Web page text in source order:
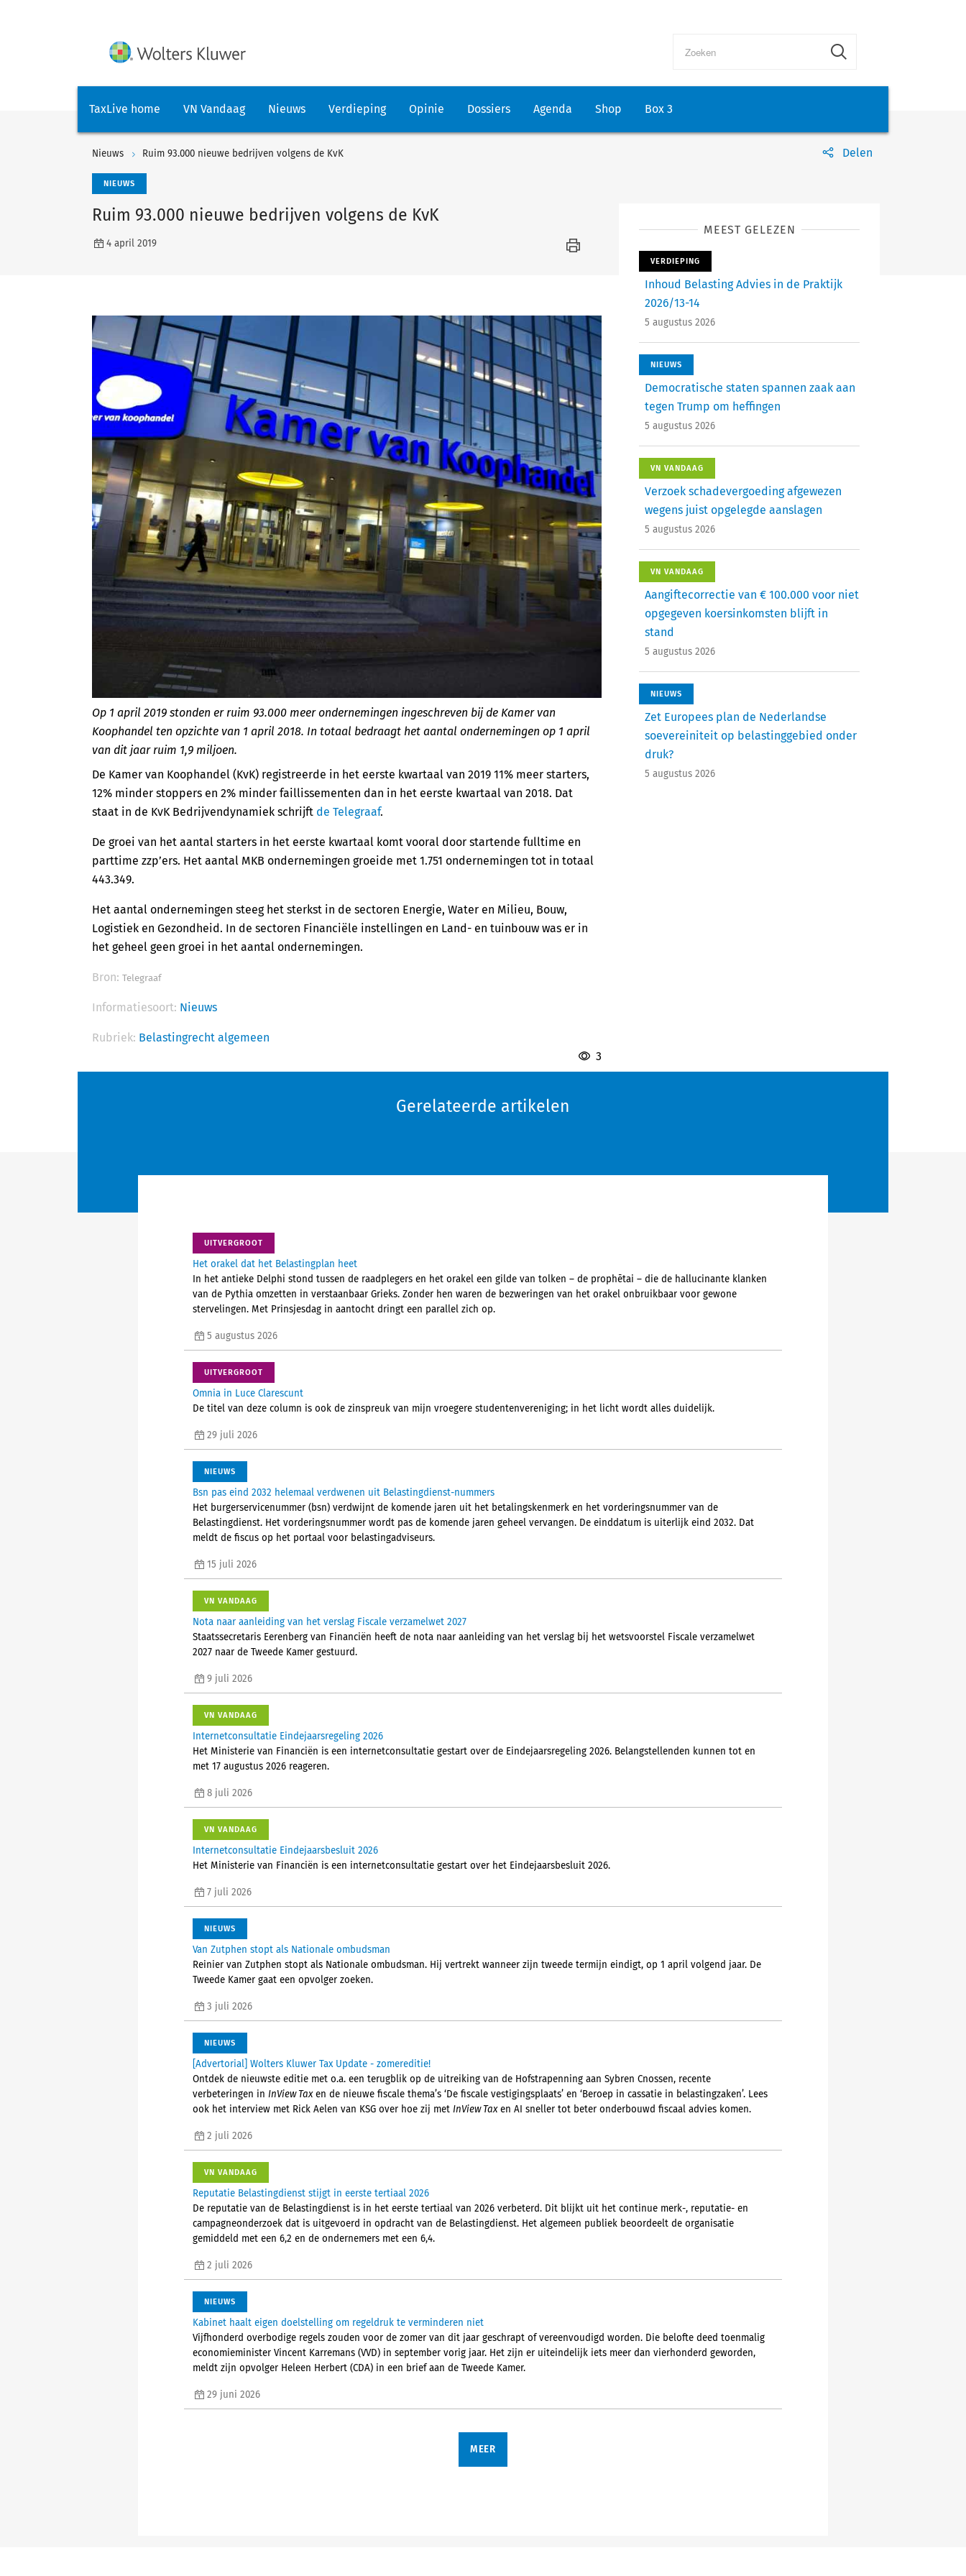
TaxLive home VN Vandaag Nieuws Verdieping Opinie Dossiers Agenda Shop Box 3
Nieuws Ruim 93.000 nieuwe bedrijven volgens de KvK Delen
NIEUWS
Ruim 93.000 nieuwe bedrijven volgens de KvK
4 april 2019
Op 1 april 2019 stonden er ruim 93.000 meer ondernemingen ingeschreven bij de Kamer van
Koophandel ten opzichte van 1 april 2018. In totaal bedraagt het aantal ondernemingen op 1 april
van dit jaar ruim 1,9 miljoen.
De Kamer van Koophandel (KvK) registreerde in het eerste kwartaal van 2019 11% meer starters,
12% minder stoppers en 2% minder faillissementen dan in het eerste kwartaal van 2018. Dat
staat in de KvK Bedrijvendynamiek schrijft de Telegraaf.
De groei van het aantal starters in het eerste kwartaal komt vooral door startende fulltime en
parttime zzp’ers. Het aantal MKB ondernemingen groeide met 1.751 ondernemingen tot in totaal
443.349.
Het aantal ondernemingen steeg het sterkst in de sectoren Energie, Water en Milieu, Bouw,
Logistiek en Gezondheid. In de sectoren Financiële instellingen en Land- en tuinbouw was er in
het geheel geen groei in het aantal ondernemingen.
Bron: Telegraaf
Informatiesoort: Nieuws
Rubriek: Belastingrecht algemeen
3
MEEST GELEZEN
VERDIEPING
Inhoud Belasting Advies in de Praktijk
2026/13-14
5 augustus 2026
NIEUWS
Democratische staten spannen zaak aan
tegen Trump om heffingen
5 augustus 2026
VN VANDAAG
Verzoek schadevergoeding afgewezen
wegens juist opgelegde aanslagen
5 augustus 2026
VN VANDAAG
Aangiftecorrectie van € 100.000 voor niet
opgegeven koersinkomsten blijft in
stand
5 augustus 2026
NIEUWS
Zet Europees plan de Nederlandse
soevereiniteit op belastinggebied onder
druk?
5 augustus 2026
Gerelateerde artikelen
UITVERGROOT
Het orakel dat het Belastingplan heet
In het antieke Delphi stond tussen de raadplegers en het orakel een gilde van tolken – de prophētai – die de hallucinante klanken
van de Pythia omzetten in verstaanbaar Grieks. Zonder hen waren de bezweringen van het orakel onbruikbaar voor gewone
stervelingen. Met Prinsjesdag in aantocht dringt een parallel zich op.
5 augustus 2026
UITVERGROOT
Omnia in Luce Clarescunt
De titel van deze column is ook de zinspreuk van mijn vroegere studentenvereniging; in het licht wordt alles duidelijk.
29 juli 2026
NIEUWS
Bsn pas eind 2032 helemaal verdwenen uit Belastingdienst-nummers
Het burgerservicenummer (bsn) verdwijnt de komende jaren uit het betalingskenmerk en het vorderingsnummer van de
Belastingdienst. Het vorderingsnummer wordt pas de komende jaren geheel vervangen. De einddatum is uiterlijk eind 2032. Dat
meldt de fiscus op het portaal voor belastingadviseurs.
15 juli 2026
VN VANDAAG
Nota naar aanleiding van het verslag Fiscale verzamelwet 2027
Staatssecretaris Eerenberg van Financiën heeft de nota naar aanleiding van het verslag bij het wetsvoorstel Fiscale verzamelwet
2027 naar de Tweede Kamer gestuurd.
9 juli 2026
VN VANDAAG
Internetconsultatie Eindejaarsregeling 2026
Het Ministerie van Financiën is een internetconsultatie gestart over de Eindejaarsregeling 2026. Belangstellenden kunnen tot en
met 17 augustus 2026 reageren.
8 juli 2026
VN VANDAAG
Internetconsultatie Eindejaarsbesluit 2026
Het Ministerie van Financiën is een internetconsultatie gestart over het Eindejaarsbesluit 2026.
7 juli 2026
NIEUWS
Van Zutphen stopt als Nationale ombudsman
Reinier van Zutphen stopt als Nationale ombudsman. Hij vertrekt wanneer zijn tweede termijn eindigt, op 1 april volgend jaar. De
Tweede Kamer gaat een opvolger zoeken.
3 juli 2026
NIEUWS
[Advertorial] Wolters Kluwer Tax Update - zomereditie!
Ontdek de nieuwste editie met o.a. een terugblik op de uitreiking van de Hofstrapenning aan Sybren Cnossen, recente
verbeteringen in InView Taxen de nieuwe fiscale thema’s ‘De fiscale vestigingsplaats’ en ‘Beroep in cassatie in belastingzaken’. Lees
ook het interview met Rick Aelen van KSG over hoe zij met InView Taxen AI sneller tot beter onderbouwd fiscaal advies komen.
2 juli 2026
VN VANDAAG
Reputatie Belastingdienst stijgt in eerste tertiaal 2026
De reputatie van de Belastingdienst is in het eerste tertiaal van 2026 verbeterd. Dit blijkt uit het continue merk-, reputatie- en
campagneonderzoek dat is uitgevoerd in opdracht van de Belastingdienst. Het algemeen publiek beoordeelt de organisatie
gemiddeld met een 6,2 en de ondernemers met een 6,4.
2 juli 2026
NIEUWS
Kabinet haalt eigen doelstelling om regeldruk te verminderen niet
Vijfhonderd overbodige regels zouden voor de zomer van dit jaar geschrapt of vereenvoudigd worden. Die belofte deed toenmalig
economieminister Vincent Karremans (VVD) in september vorig jaar. Het zijn er uiteindelijk iets meer dan vierhonderd geworden,
meldt zijn opvolger Heleen Herbert (CDA) in een brief aan de Tweede Kamer.
29 juni 2026
MEER